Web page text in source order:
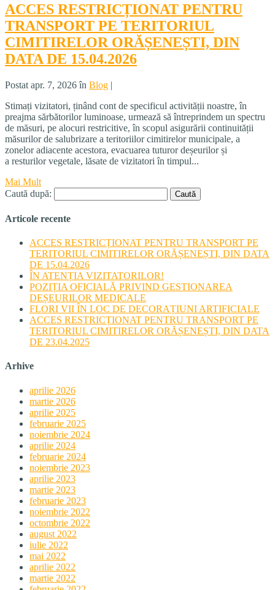
ACCES RESTRICȚIONAT PENTRU
TRANSPORT PE TERITORIUL
CIMITIRELOR ORĂȘENEȘTI, DIN
DATA DE 15.04.2026
Postat apr. 7, 2026 în Blog |
Stimați vizitatori, ținând cont de specificul activității noastre, în
preajma sărbătorilor luminoase, urmează să întreprindem un spectru
de măsuri, pe alocuri restricitive, în scopul asigurării continuității
măsurilor de salubrizare a teritoriilor cimitirelor municipale, a
zonelor adiacente acestora, evacuarea tuturor deșeurilor și
a resturilor vegetale, lăsate de vizitatori în timpul...
Mai Mult
Caută după:
Articole recente
ACCES RESTRICȚIONAT PENTRU TRANSPORT PE
TERITORIUL CIMITIRELOR ORĂȘENEȘTI, DIN DATA
DE 15.04.2026
ÎN ATENȚIA VIZITATORILOR!
POZIȚIA OFICIALĂ PRIVIND GESTIONAREA
DEȘEURILOR MEDICALE
FLORI VII ÎN LOC DE DECORAȚIUNI ARTIFICIALE
ACCES RESTRICȚIONAT PENTRU TRANSPORT PE
TERITORIUL CIMITIRELOR ORĂȘENEȘTI, DIN DATA
DE 23.04.2025
Arhive
aprilie 2026
martie 2026
aprilie 2025
februarie 2025
noiembrie 2024
aprilie 2024
februarie 2024
noiembrie 2023
aprilie 2023
martie 2023
februarie 2023
noiembrie 2022
octombrie 2022
august 2022
iulie 2022
mai 2022
aprilie 2022
martie 2022